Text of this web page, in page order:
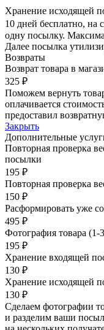
Хранение исходящей
10 дней бесплатно, на
одну посылку.
Далее посылка
Возвраты
Возврат товара в
325 ₽
Поможем вернуть
оплачивается
предоставил
Закрыть
Дополнительные
Повторная проверка
посылки
195 ₽
Повторная проверка
150 ₽
Расформировать уже
495 ₽
Фотография товара (1-
195 ₽
Хранение входящей
130 ₽
Хранение исходящей
130 ₽
Сделаем фотографии
и разделим ваши